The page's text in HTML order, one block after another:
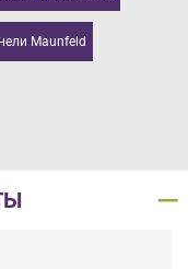
Maunfeld